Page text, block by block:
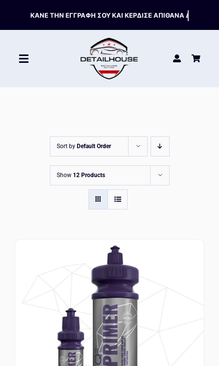
content
Toggle
ΑΞΕΣΟΥΑΡ
HOT OFFERS
Sort by Default Order
Show 12 Products